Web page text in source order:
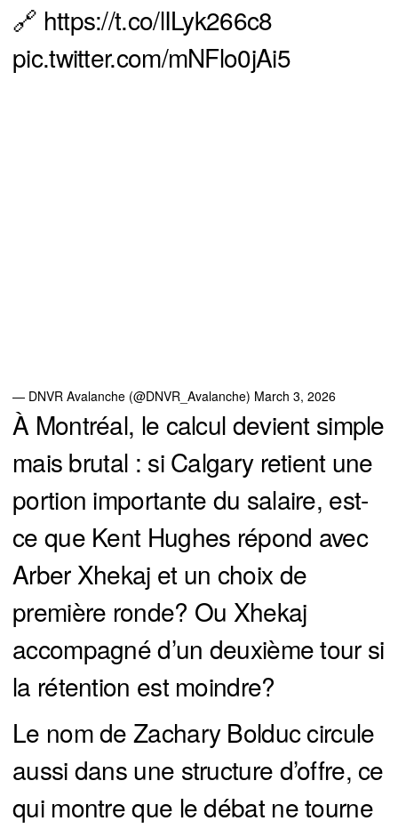
🔗 https://t.co/lILyk266c8
pic.twitter.com/mNFlo0jAi5
— DNVR Avalanche (@DNVR_Avalanche) March 3, 2026
À Montréal, le calcul devient simple
mais brutal : si Calgary retient une
portion importante du salaire, est-
ce que Kent Hughes répond avec
Arber Xhekaj et un choix de
première ronde? Ou Xhekaj
accompagné d’un deuxième tour si
la rétention est moindre?
Le nom de Zachary Bolduc circule
aussi dans une structure d’offre, ce
qui montre que le débat ne tourne